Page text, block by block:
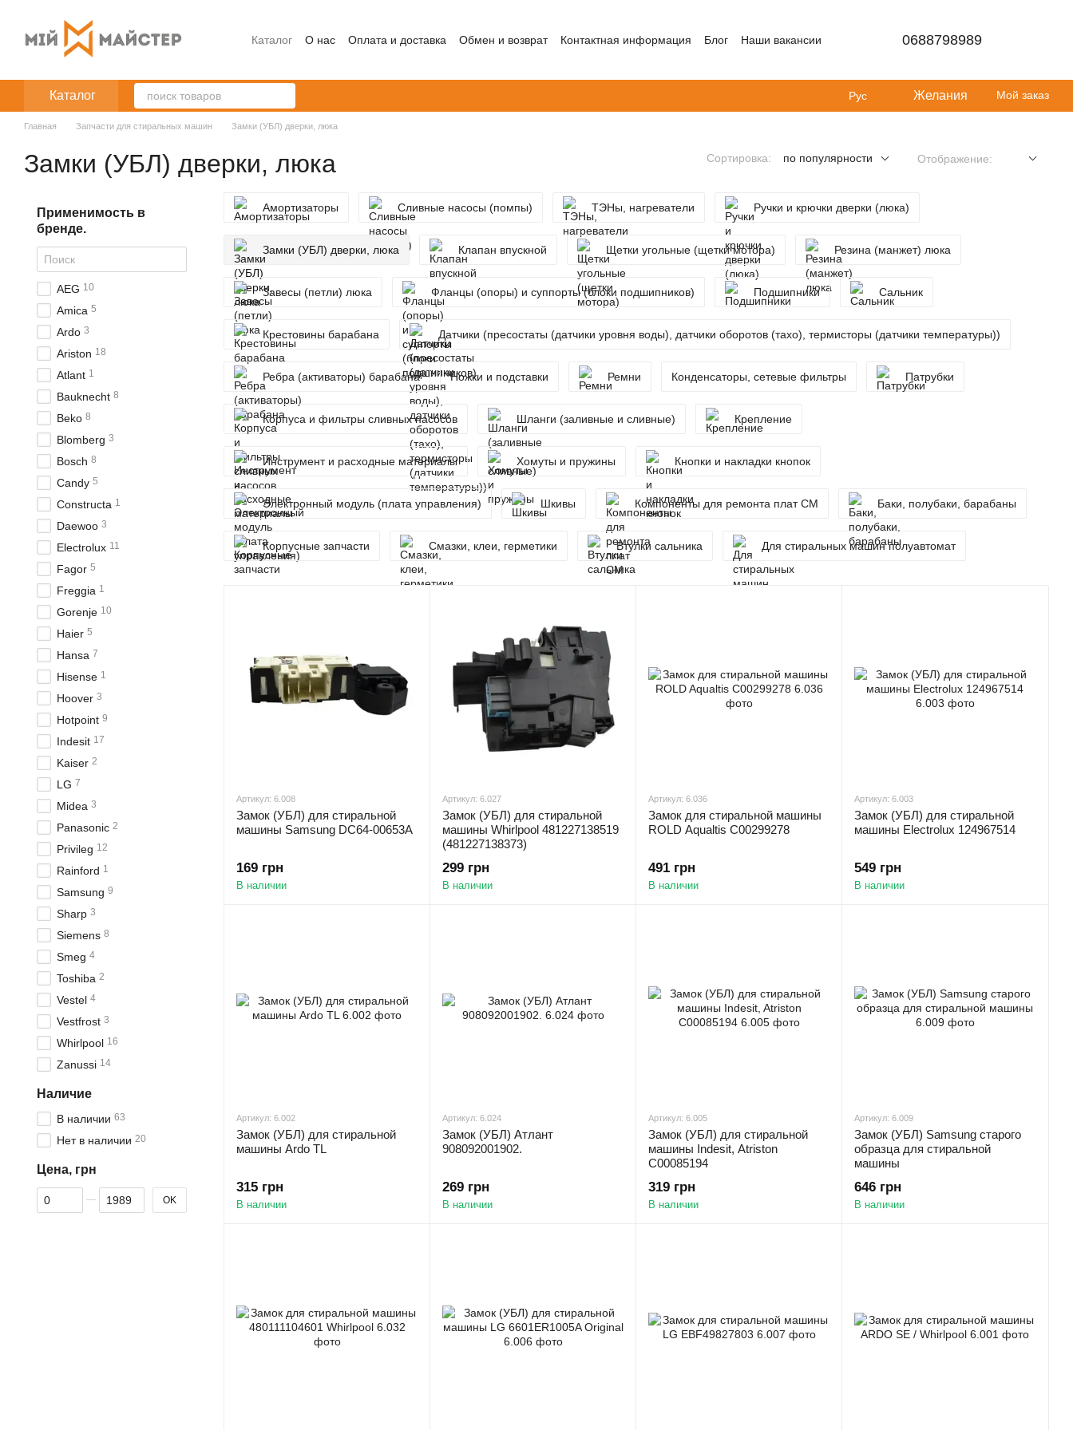
Каталог О нас Оплата и доставка Обмен и возврат Контактная информация Блог Наши вакансии 0688798989
Каталог Рус Желания Мой заказ
Главная Запчасти для стиральных машин Замки (УБЛ) дверки, люка
Замки (УБЛ) дверки, люка Сортировка: по популярности Отображение:
Амортизаторы Сливные насосы (помпы) ТЭНы, нагреватели Ручки и крючки дверки (люка)
Замки (УБЛ) дверки, люка Клапан впускной Щетки угольные (щетки мотора) Резина (манжет) люка
Завесы (петли) люка Фланцы (опоры) и суппорты (блоки подшипников) Подшипники Сальник
Крестовины барабана Датчики (пресостаты (датчики уровня воды), датчики оборотов (тахо), термисторы (датчики температуры))
Ребра (активаторы) барабана Ножки и подставки Ремни Конденсаторы, сетевые фильтры Патрубки
Корпуса и фильтры сливных насосов Шланги (заливные и сливные) Крепление
Инструмент и расходные материалы Хомуты и пружины Кнопки и накладки кнопок
Электронный модуль (плата управления) Шкивы Компоненты для ремонта плат СМ Баки, полубаки, барабаны
Корпусные запчасти Смазки, клеи, герметики Втулки сальника Для стиральных машин полуавтомат
Артикул: 6.008
Замок (УБЛ) для стиральной
машины Samsung DC64-00653A
169 грн
В наличии
Артикул: 6.027
Замок (УБЛ) для стиральной
машины Whirlpool 481227138519
(481227138373)
299 грн
В наличии
Артикул: 6.036
Замок для стиральной машины
ROLD Aqualtis C00299278
491 грн
В наличии
Артикул: 6.003
Замок (УБЛ) для стиральной
машины Electrolux 124967514
549 грн
В наличии
Артикул: 6.002
Замок (УБЛ) для стиральной
машины Ardo TL
315 грн
В наличии
Артикул: 6.024
Замок (УБЛ) Атлант
908092001902.
269 грн
В наличии
Артикул: 6.005
Замок (УБЛ) для стиральной
машины Indesit, Atriston
C00085194
319 грн
В наличии
Артикул: 6.009
Замок (УБЛ) Samsung старого
образца для стиральной
машины
646 грн
В наличии
Применимость в
бренде.
AEG 10
Amica 5
Ardo 3
Ariston 18
Atlant 1
Bauknecht 8
Beko 8
Blomberg 3
Bosch 8
Candy 5
Constructa 1
Daewoo 3
Electrolux 11
Fagor 5
Freggia 1
Gorenje 10
Haier 5
Hansa 7
Hisense 1
Hoover 3
Hotpoint 9
Indesit 17
Kaiser 2
LG 7
Midea 3
Panasonic 2
Privileg 12
Rainford 1
Samsung 9
Sharp 3
Siemens 8
Smeg 4
Toshiba 2
Vestel 4
Vestfrost 3
Whirlpool 16
Zanussi 14
Наличие
В наличии 63
Нет в наличии 20
Цена, грн
От Цена, грн
До Цена, грн OK